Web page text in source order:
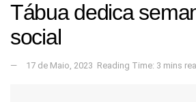
Tábua dedica
social
17 de Maio, 2023 Reading Time: 3 mins